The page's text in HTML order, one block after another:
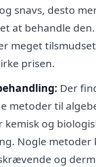
snavs, desto
at behandle den.
meget
prisen.
Der
metoder til
kemisk og
Nogle metoder
og